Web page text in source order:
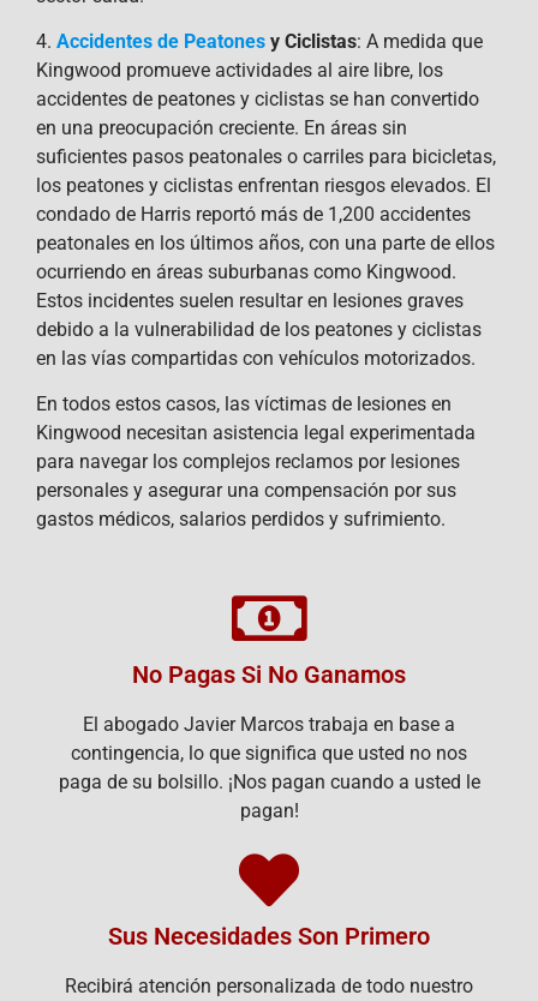
4. Accidentes de Peatones y Ciclistas: A medida que
Kingwood promueve actividades al aire libre, los
accidentes de peatones y ciclistas se han convertido
en una preocupación creciente. En áreas sin
suficientes pasos peatonales o carriles para bicicletas,
los peatones y ciclistas enfrentan riesgos elevados. El
condado de Harris reportó más de 1,200 accidentes
peatonales en los últimos años, con una parte de ellos
ocurriendo en áreas suburbanas como Kingwood.
Estos incidentes suelen resultar en lesiones graves
debido a la vulnerabilidad de los peatones y ciclistas
en las vías compartidas con vehículos motorizados.
En todos estos casos, las víctimas de lesiones en
Kingwood necesitan asistencia legal experimentada
para navegar los complejos reclamos por lesiones
personales y asegurar una compensación por sus
gastos médicos, salarios perdidos y sufrimiento.
No Pagas Si No Ganamos
El abogado Javier Marcos trabaja en base a
contingencia, lo que significa que usted no nos
paga de su bolsillo. ¡Nos pagan cuando a usted le
pagan!
Sus Necesidades Son Primero
Recibirá atención personalizada de todo nuestro